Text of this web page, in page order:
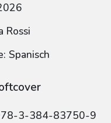
Rossi
Spanisch
3-384-83750-9